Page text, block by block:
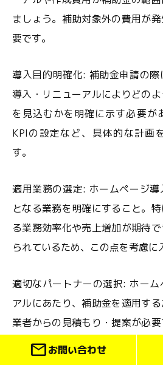
ましょう。補助対象外の費用が
要です。
導入目的明確化: 補助金申請の
導入・リニューアルによりどの
を見込むかを明確に示す必要が
KPIの設定など、具体的な計画
す。
適用業務の選定: ホームページ
となる業務を明確にすること。
る業務効率化や売上増加が期待
られているため、この点を考慮に
適切なパートナーの選択: ホー
アルにあたり、補助金を適用す
業者からの見積もり・提案が必
補助金の活用に直結するので、
mailお問い合わせ